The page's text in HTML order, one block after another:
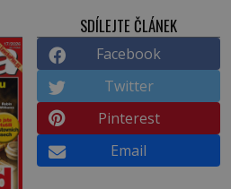
SDÍLEJTE ČLÁNEK
Facebook
Twitter
Pinterest
Email